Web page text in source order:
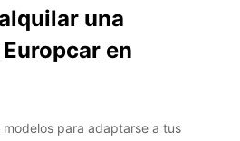
una
en
para adaptarse a tus